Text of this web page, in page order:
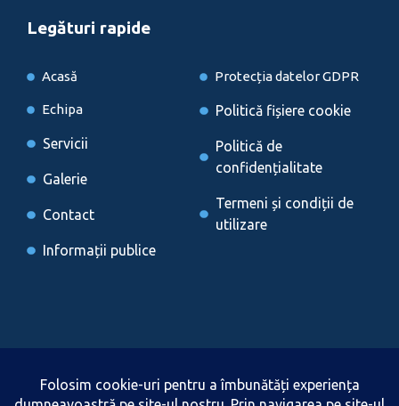
Legături rapide
Acasă
Echipa
Servicii
Galerie
Contact
Informații publice
Protecția datelor GDPR
Politică fișiere cookie
Politică de
confidențialitate
Termeni și condiții de
utilizare